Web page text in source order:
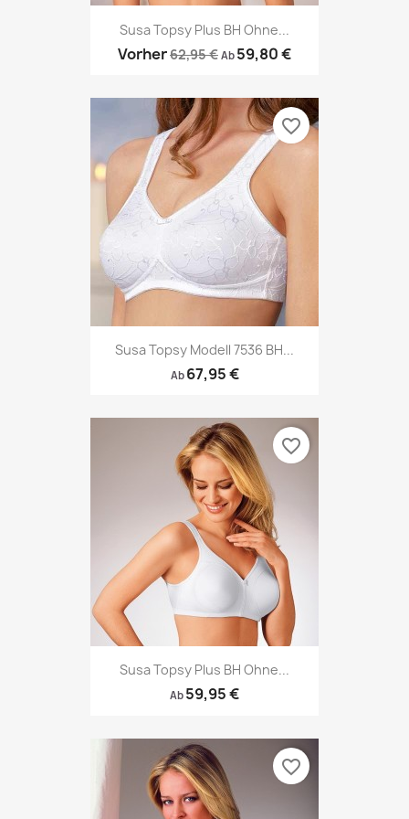
Susa Topsy Plus BH Ohne...
Vorher62,95 € Ab 59,80 €
Susa Topsy Modell 7536 BH...
Ab 67,95 €
favorite_border
Susa Topsy Plus BH Ohne...
Ab 59,95 €
favorite_border
favorite_border